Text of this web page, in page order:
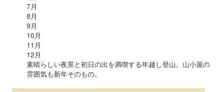
7月
8月
9月
10月
11 月
12月
素晴らしい夜景と初日の出を満喫する年越し登山。山小屋の
雰囲気も新年そのもの。